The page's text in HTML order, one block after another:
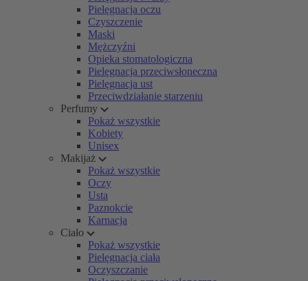
Pielęgnacja oczu
Czyszczenie
Maski
Mężczyźni
Opieka stomatologiczna
Pielęgnacja przeciwsłoneczna
Pielęgnacja ust
Przeciwdziałanie starzeniu
Perfumy
Pokaż wszystkie
Kobiety
Unisex
Makijaż
Pokaż wszystkie
Oczy
Usta
Paznokcie
Karnacja
Ciało
Pokaż wszystkie
Pielęgnacja ciała
Oczyszczanie